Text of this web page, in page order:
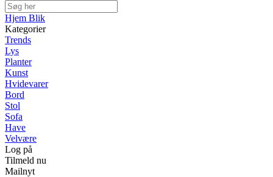
Hjem Blik
Kategorier
Trends
Lys
Planter
Kunst
Hvidevarer
Bord
Stol
Sofa
Have
Velvære
Log på
Tilmeld nu
Mailnyt